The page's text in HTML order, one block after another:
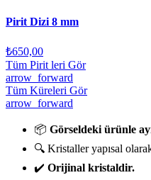
Pirit Dizi 8 mm
₺650,00
Tüm Pirit leri Gör
arrow_forward
Tüm Küreleri Gör
arrow_forward
📦 Görseldeki ürünle
🔍 Kristaller yapısal
✔️ Orijinal kristaldir.